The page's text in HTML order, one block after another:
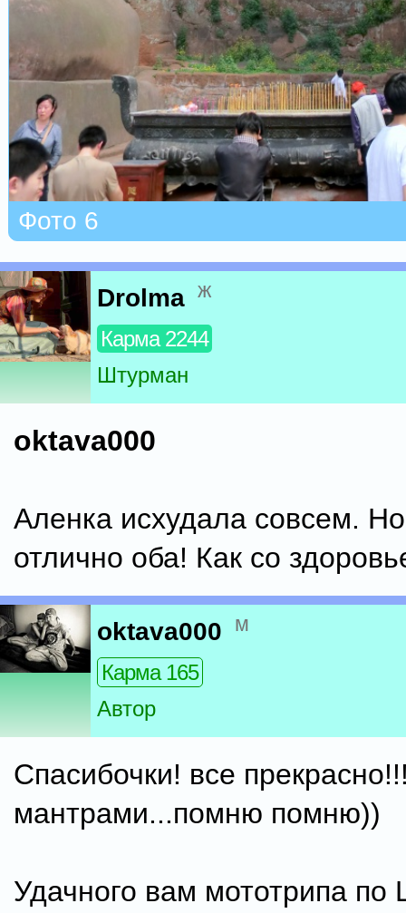
Фото 6
Drolma ж
Карма 2244
Штурман
oktava000
Аленка исхудала совсем.
отлично оба! Как со
oktava000 м
Карма 165
Автор
Спасибочки! все
мантрами...помню помню))
Удачного вам мототрипа